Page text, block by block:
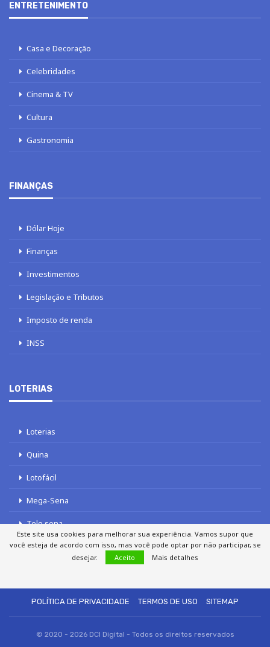
ENTRETENIMENTO
Casa e Decoração
Celebridades
Cinema & TV
Cultura
Gastronomia
FINANÇAS
Dólar Hoje
Finanças
Investimentos
Legislação e Tributos
Imposto de renda
INSS
LOTERIAS
Loterias
Quina
Lotofácil
Mega-Sena
Tele sena
POLÍTICA DE PRIVACIDADE
TERMOS DE USO SITEMAP
© 2020 - 2026 DCI Digital - Todos os direitos reservados
Este site usa cookies para melhorar sua experiência. Vamos supor que
você esteja de acordo com isso, mas você pode optar por não participar, se
desejar.
Aceito Mais detalhes